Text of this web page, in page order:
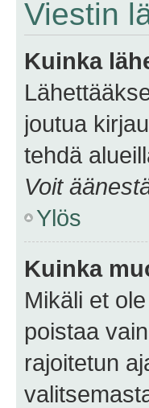
Viestin
Kuinka
joutua
tehdä
Voit
Ylös
Kuinka
Mikäli et
poistaa
rajoitetun